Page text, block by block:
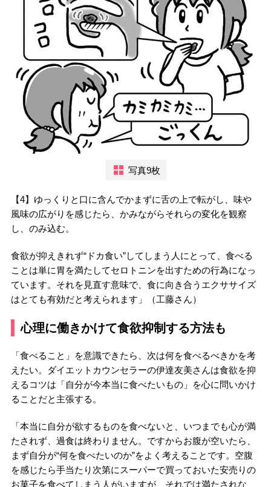
写真9枚
【4】ゆっくりと口に含んでかまずに舌の上で転がし、味や
風味の広がりを感じたら、かみながらそれらの変化を観察
し、のみ込む。
食欲が抑えきれず“ドカ食い”してしまう人にとって、食べる
ことは単に胃を満たしてセロトニンを出すための行為になっ
ています。それを見直す意味で、食に向き合うエクササイズ
はとても有効だと考えられます」（工藤さん）
心理に働きかけて食欲抑制する方法も
「食べること」を意識できたら、次は何を食べるべきかを考
えたい。ダイエットカウンセラーの伊達友美さんは食欲を抑
えるコツは「自分が今本当に食べたいもの」を心に問いかけ
ることだと主張する。
「本当に自分が欲するものを食べないと、いつまでも心が満
たされず、過食は終わりません。ですからお腹が空いたら、
まず自分が“何を食べたいのか”をよく考えることです。空腹
を感じたら手当たり次第にスーパーで買っておいた安売りの
お菓子を食べてしまう人がいますが、それでは満たされな